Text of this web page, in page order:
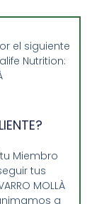
físicos en
Aquí
Física
nuestra
el siguiente
Nutrition:
Miembro
tus
MOLLÀ
a